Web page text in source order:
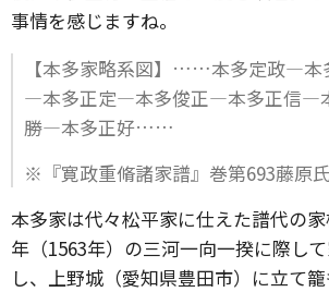
事情を感じますね。
【本多家略系図】……本多定政―
―本多正定―本多俊正―本多正信―
勝―本多正好……
※『寛政重脩諸家譜』巻第693藤原
本多家は代々松平家に仕えた譜代の
年（1563年）の三河一向一揆に際し
し、上野城（愛知県豊田市）に立て籠